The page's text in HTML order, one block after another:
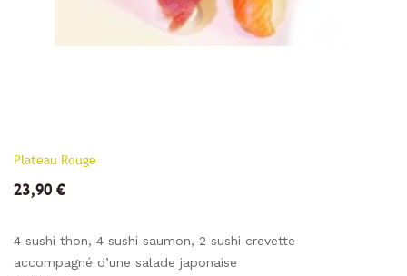
Plateau Rouge
23,90 €
4 sushi thon, 4 sushi saumon, 2 sushi crevette
accompagné d’une salade japonaise